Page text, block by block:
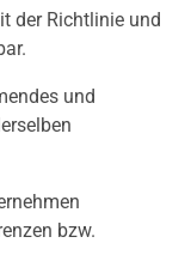
der Richtlinie und
und
bzw.